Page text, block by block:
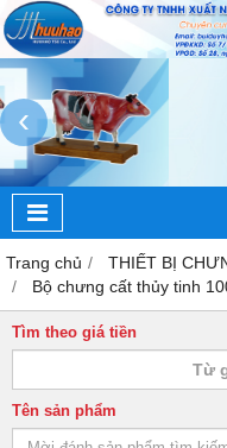
‹
Trang chủ
THIẾT BỊ
Bộ chưng cất thủy tinh
Tìm theo giá tiền
Tên sản phẩm